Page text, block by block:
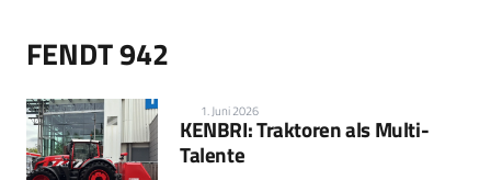
FENDT 942
1. Juni 2026
KENBRI: Traktoren als Multi-
Talente